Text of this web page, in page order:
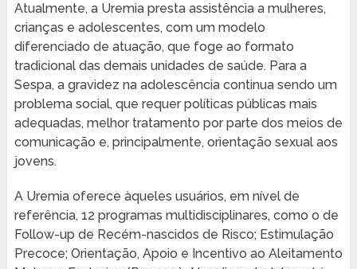
Atualmente, a Uremia presta assistência a mulheres,
crianças e adolescentes, com um modelo
diferenciado de atuação, que foge ao formato
tradicional das demais unidades de saúde. Para a
Sespa, a gravidez na adolescência continua sendo um
problema social, que requer políticas públicas mais
adequadas, melhor tratamento por parte dos meios de
comunicação e, principalmente, orientação sexual aos
jovens.
A Uremia oferece àqueles usuários, em nível de
referência, 12 programas multidisciplinares, como o de
Follow-up de Recém-nascidos de Risco; Estimulação
Precoce; Orientação, Apoio e Incentivo ao Aleitamento